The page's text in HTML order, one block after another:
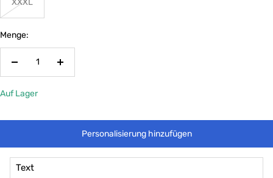
XXXL
Menge:
Menge
Auf Lager
Personalisierung hinzufügen
Text